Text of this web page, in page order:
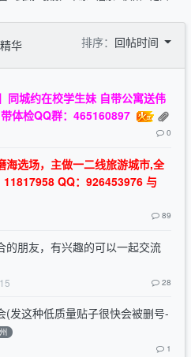
精华 排序： 回帖时间
同城约在校学生妹 自带公寓送伟
体检QQ群：465160897
0
海选场，主做一二线旅游城市,全
QQ：926453976 与
89
的朋友，有兴趣的可以一起交流
28
(发这种低质量贴子很快会被删号-
1